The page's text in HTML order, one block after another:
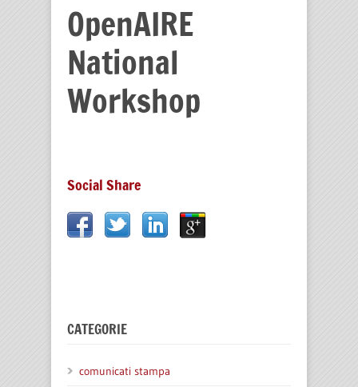
OpenAIRE
National
Workshop
Social Share
CATEGORIE
comunicati stampa